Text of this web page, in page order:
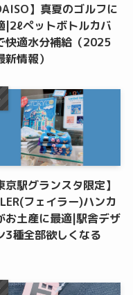
】真夏のゴルフに
|2ℓペットボトルカバ
快適水分補給（2025
新情報）
京駅グランスタ限定】
フェイラー)ハンカ
お土産に最適|駅舎デザ
3種全部欲しくなる